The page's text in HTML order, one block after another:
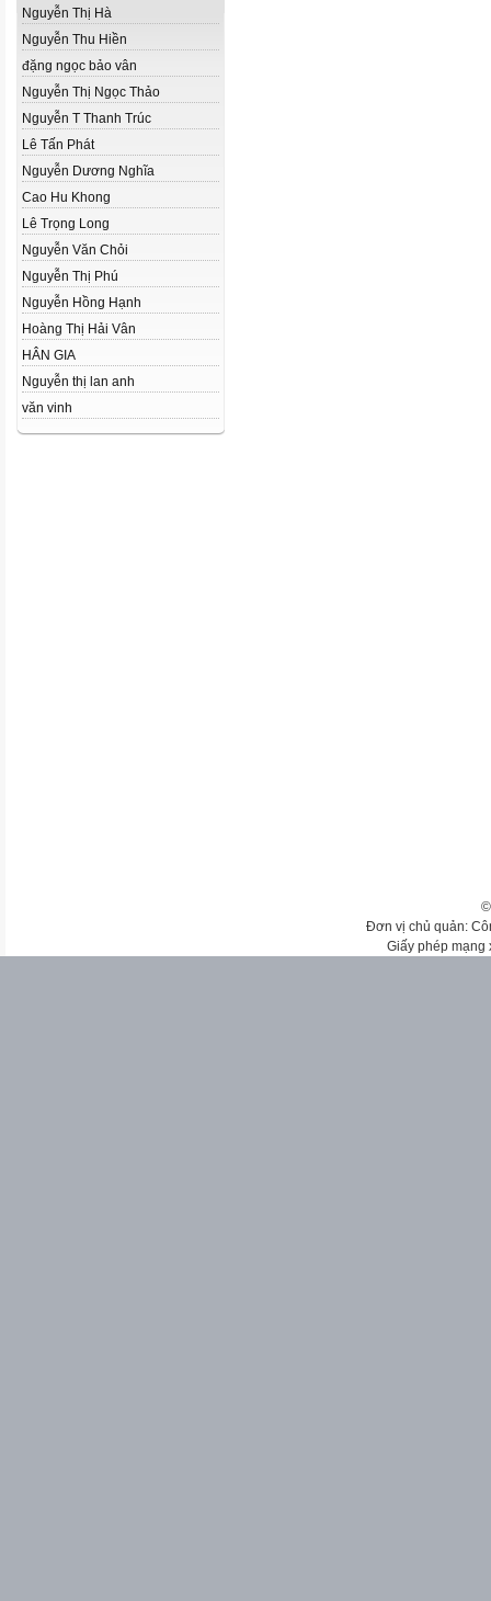
Nguyễn Thị Hà
Nguyễn Thu Hiền
đặng ngọc bảo vân
Nguyễn Thị Ngọc Thảo
Nguyễn T Thanh Trúc
Lê Tấn Phát
Nguyễn Dương Nghĩa
Cao Hu Khong
Lê Trọng Long
Nguyễn Văn Chỏi
Nguyễn Thị Phú
Nguyễn Hồng Hạnh
Hoàng Thị Hải Vân
HÂN GIA
Nguyễn thị lan anh
văn vinh
Đơn vị chủ quản:
Giấy phép mạng